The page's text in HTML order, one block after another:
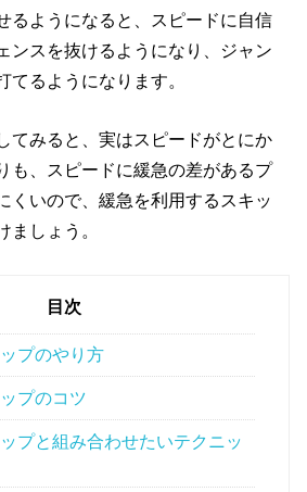
るようになると、スピードに自信
ンスを抜けるようになり、ジャン
てるようになります。
てみると、実はスピードがとにか
も、スピードに緩急の差があるプ
くいので、緩急を利用するスキッ
ましょう。
目次
プのやり方
プのコツ
プと組み合わせたいテクニッ